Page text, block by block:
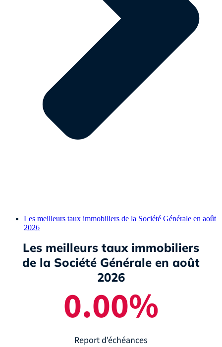
Les meilleurs taux immobiliers de la Société Générale en août
2026
Les meilleurs taux immobiliers
de la Société Générale en août
2026
0.00%
Report d'échéances